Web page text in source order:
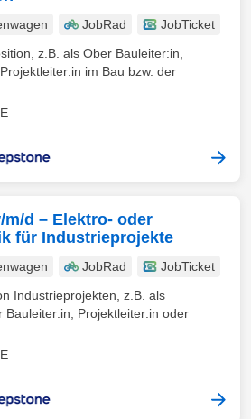
JobRad
JobTicket
z.B. als Ober Bauleiter:in,
im Bau bzw. der
d – Elektro- oder
für Industrieprojekte
JobRad
JobTicket
Industrieprojekten, z.B. als
Bauleiter:in, Projektleiter:in oder